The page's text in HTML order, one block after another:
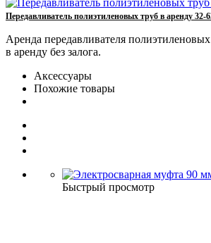
Передавливатель полиэтиленовых труб в аренду 32-
Аренда передавливателя
в аренду без залога.
Аксессуары
Похожие товары
Быстрый просмотр